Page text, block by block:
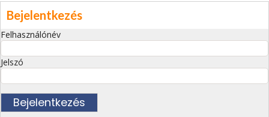
Bejelentkezés
Felhasználónév
Jelszó